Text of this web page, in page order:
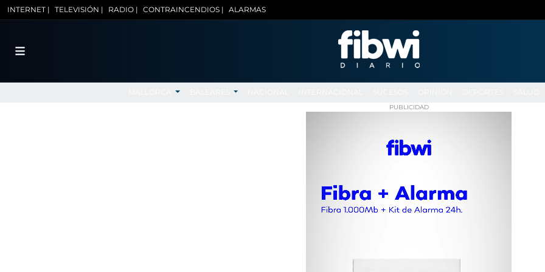
INTERNET | TELEVISIÓN | RADIO | CONTRAINCENDIOS | ALARMAS